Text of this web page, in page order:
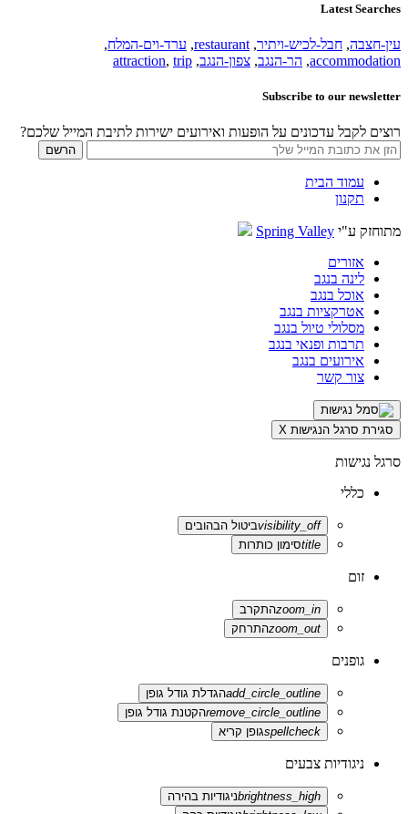
Latest Searches
עין-חצבה, חבל-לכיש-ויתיר,
restaurant
, ערד-וים-המלח,
accommodation
, הר-הנגב, צפון-הנגב,
attraction, trip
Subscribe to our newsletter
רוצים לקבל עדכונים על הופעות ואירועים ישירות לתיבת המייל שלכם?
עמוד הבית
תקנון
מתוחזק ע"י Spring Valley
אזורים
לינה בנגב
אוכל בנגב
אטרקציות בנגב
מסלולי טיול בנגב
תרבות ופנאי בנגב
אירועים בנגב
צור קשר
סגירת סרגל הנגישות X
סרגל נגישות
כללי
visibility_offביטול הבהובים
titleסימון כותרות
זום
zoom_inהתקרב
zoom_outהתרחק
גופנים
add_circle_outlineהגדלת גודל גופן
remove_circle_outlineהקטנת גודל גופן
spellcheckגופן קריא
ניגודיות צבעים
brightness_highניגודיות בהירה